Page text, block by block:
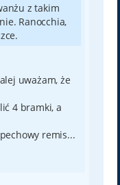
z takim
Ranocchia,
uważam, że
4 bramki, a
remis...